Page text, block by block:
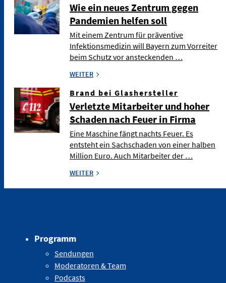
Wie ein neues Zentrum gegen
Pandemien helfen soll
Mit einem Zentrum für präventive
Infektionsmedizin will Bayern zum Vorreiter
beim Schutz vor ansteckenden …
WEITER
Brand bei Glashersteller
Verletzte Mitarbeiter und hoher
Schaden nach Feuer in Firma
Eine Maschine fängt nachts Feuer. Es
entsteht ein Sachschaden von einer halben
Million Euro. Auch Mitarbeiter der …
WEITER
Programm
Sendungen
Moderatoren & Team
Podcasts